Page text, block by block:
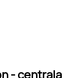
- centrala